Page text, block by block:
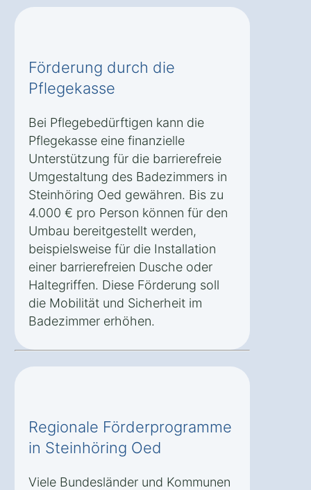
Förderung durch die
Pflegekasse
Bei Pflegebedürftigen kann die
Pflegekasse eine finanzielle
Unterstützung für die barrierefreie
Umgestaltung des Badezimmers in
Steinhöring Oed gewähren. Bis zu
4.000 € pro Person können für den
Umbau bereitgestellt werden,
beispielsweise für die Installation
einer barrierefreien Dusche oder
Haltegriffen. Diese Förderung soll
die Mobilität und Sicherheit im
Badezimmer erhöhen.
Regionale Förderprogramme
in Steinhöring Oed
Viele Bundesländer und Kommunen